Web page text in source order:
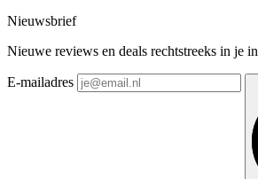
Nieuwsbrief
Nieuwe reviews en deals rechtstreeks in je
E-mailadres